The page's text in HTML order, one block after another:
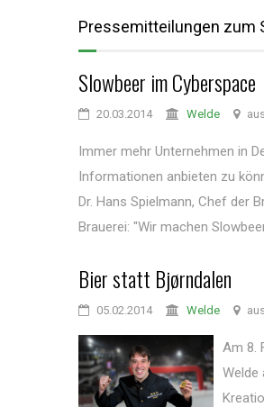
Pressemitteilungen zum
Slowbeer im Cyberspace
20.03.2014 Welde
Immer mehr Unternehmen in
Informationen anbieten zu
Dr. Hans Spielmann, Chef der
Brauerei: "Wir machen
Bier statt Bjørndalen
05.02.2014 Welde
Am 8.